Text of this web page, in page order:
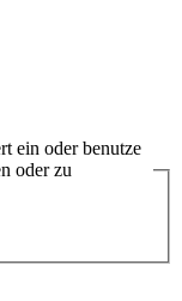
ein oder benutze
oder zu